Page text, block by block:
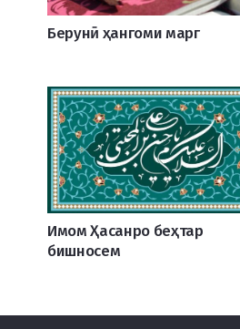
Берунӣ ҳангоми марг
Имом Ҳасанро беҳтар
бишносем